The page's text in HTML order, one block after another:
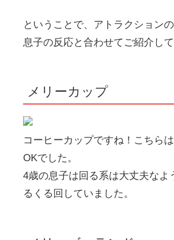
ということで、アトラクション
息子の反応と合わせてご紹介して
メリーカップ
コーヒーカップですね！こちら
OKでした。
4歳の息子は回る系は大丈夫なよ
るくる回していました。